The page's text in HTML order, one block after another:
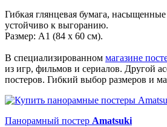
Гибкая глянцевая бумага,
устойчиво к выгоранию.
Размер: А1 (84 х 60 см).
В специализированном магазине
из игр, фильмов и сериалов. Другой
постеров. Гибкий выбор размеров и
Панорамный постер Amatsuki